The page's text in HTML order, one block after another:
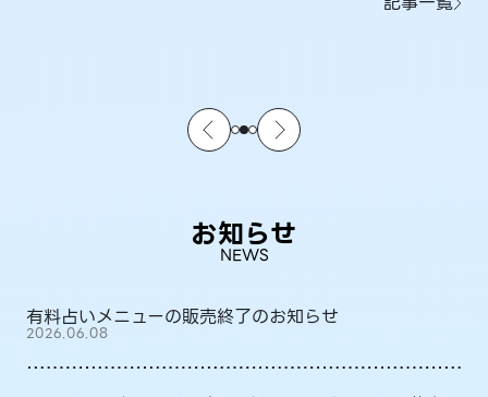
お知らせ
NEWS
有料占いメニューの販売終了のお知らせ
2026.06.08